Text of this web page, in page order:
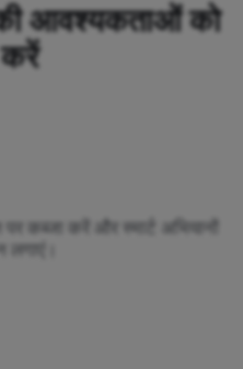
आवश्यकताओं को
करें
कब्जा करें और स्मार्ट अभियानों